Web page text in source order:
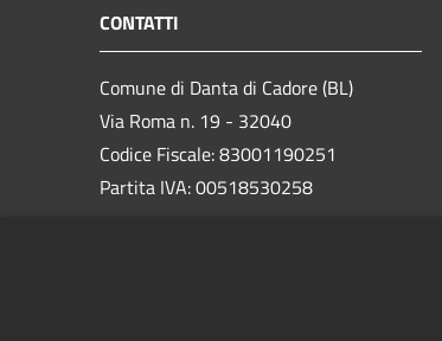
CONTATTI
Comune di Danta di Cadore (BL)
Via Roma n. 19 - 32040
Codice Fiscale: 83001190251
Partita IVA: 00518530258